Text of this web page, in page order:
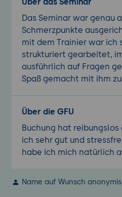
Über das Seminar
Das Seminar war genau
Schmerzpunkte
mit dem Trainier war ich
strukturiert gearbeitet,
ausführlich auf Fragen
Spaß gemacht mit ihm
Über die GFU
Buchung hat
ich sehr gut und
habe ich mich natürlich
Name auf Wunsch